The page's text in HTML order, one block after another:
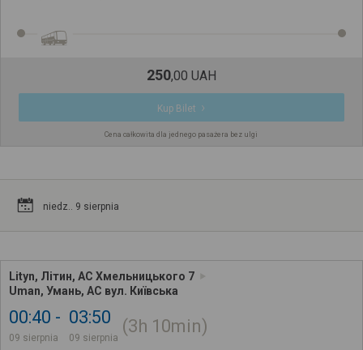
250,00 UAH
Kup Bilet
Cena całkowita dla jednego pasażera bez ulgi
niedz.. 9 sierpnia
Lityn, Літин, АС Хмельницького 7
Uman, Умань, АС вул. Київська
00:40
09 sierpnia
03:50
09 sierpnia
3h 10min